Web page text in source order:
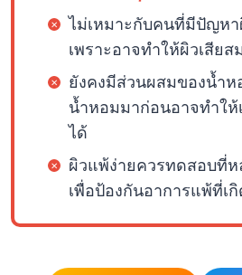
ไม่เหมาะกับคนที่มีปัญห
เพราะอาจทำให้ผิวเสีย
ยังคงมีส่วนผสมของน้ำห
น้ำหอมมาก่อนอาจทำให้
ได้
ผิวแพ้ง่ายควรทดสอบที่
เพื่อป้องกันอาการแพ้ที่เ